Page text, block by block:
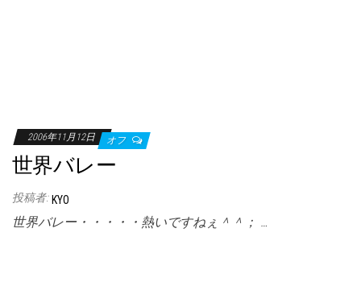
2006年11月12日 オフ
世界バレー
投稿者: KYO
世界バレー・・・・・熱いですねぇ＾＾； …